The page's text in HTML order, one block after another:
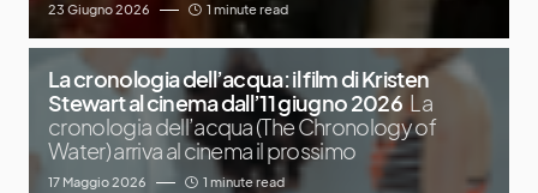
23 Giugno 2026 1 minute read
La cronologia dell’acqua: il film di Kristen
Stewart al cinema dall’11 giugno 2026 La
cronologia dell’acqua (The Chronology of
Water) arriva al cinema il prossimo
17 Maggio 2026 1 minute read